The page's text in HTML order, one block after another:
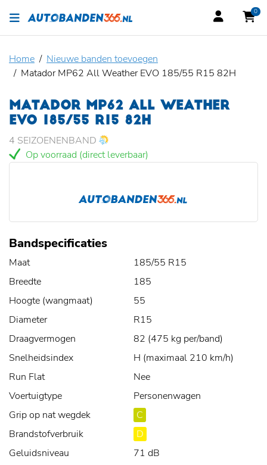
0
Home
Nieuwe banden toevoegen
Matador MP62 All Weather EVO 185/55 R15 82H
MATADOR MP62 ALL WEATHER
EVO 185/55 R15 82H
4 SEIZOENENBAND
Op voorraad (direct leverbaar)
Bandspecificaties
Maat
185/55 R15
Breedte
185
Hoogte (wangmaat)
55
Diameter
R15
Draagvermogen
82 (475 kg per/band)
Snelheidsindex
H (maximaal 210 km/h)
Run Flat
Nee
Voertuigtype
Personenwagen
Grip op nat wegdek
C
Brandstofverbruik
D
Geluidsniveau
71 dB